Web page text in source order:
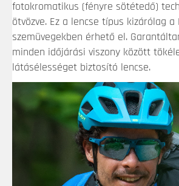
fotokromatikus (fényre sötétedő)
ötvözve. Ez a lencse típus kizárólag a
szemüvegekben érhető el.
minden időjárási viszony között
látásélességet biztosító lencse.